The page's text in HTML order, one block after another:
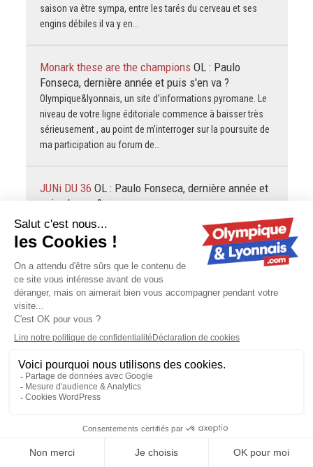
saison va être sympa, entre les tarés du cerveau et ses
engins débiles il va y en…
Monark these are the champions OL : Paulo
Fonseca, dernière année et puis s'en va ?
Olympique&lyonnais, un site d’informations pyromane. Le
niveau de votre ligne éditoriale commence à baisser très
sérieusement , au point de m’interroger sur la poursuite de
ma participation au forum de…
JUNi DU 36 OL : Paulo Fonseca, dernière année et
puis s'en va ?
Comme pour le crispé, Fonseca fallait pas l'invité.
Juni38OL - Mercato : vers un départ libre pour
Caleta-Car ?
notre meilleur joueur au milieu de terrain , allons y gaiment
et on jouera le bas de tableau
Caleta-Car ?
Ces joueurs sont invendables , leur salaire est trop élevé ,
une rupture de contrat je pensais que ça n'était pas
Juni38L'exercice des penalties réussit que très